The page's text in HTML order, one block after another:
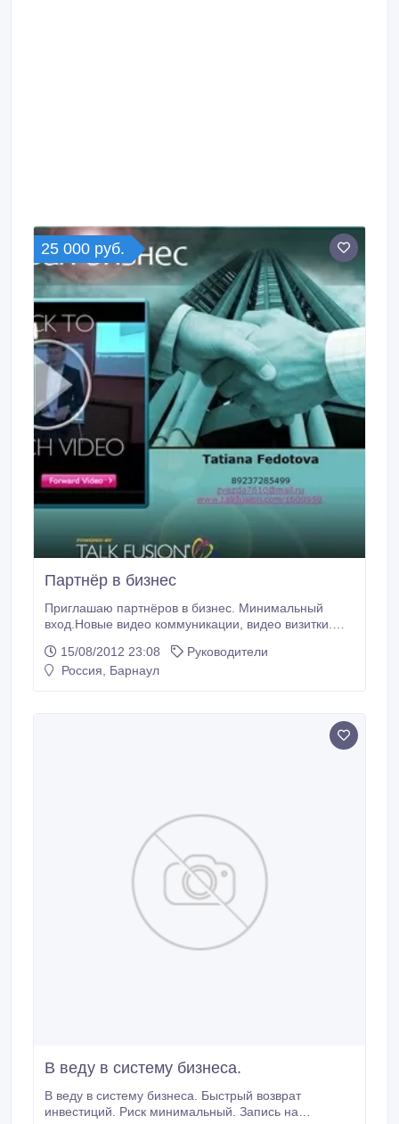
25 000 руб.
Партнёр в бизнес
Приглашаю партнёров в бизнес. Минимальный
вход.Новые видео коммуникации, видео визитки.
партнёры. В Вашем регионе нам требуются
надёжные партнёры для развития бизнес- системы.
15/08/2012 23:08
Руководители
Россия, Барнаул
В веду в систему бизнеса.
В веду в систему бизнеса. Быстрый возврат
инвестиций. Риск минимальный. Запись на